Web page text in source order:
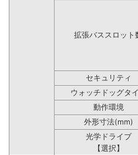
拡張バススロット
セキュリティ
ウォッチドッグタ
動作環境
外形寸法(mm)
光学ドライブ
【選択】